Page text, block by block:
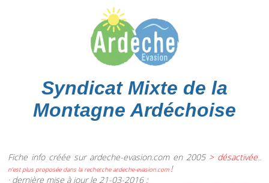
Syndicat Mixte de la
Montagne Ardéchoise
Fiche info créée sur ardeche-evasion.com en 2005> désactivée...
n'est plus proposée dans la recherche ardeche-evasion.com!
· dernière mise à jour le 21-03-2016 :